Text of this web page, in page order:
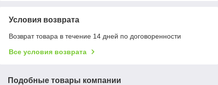
Условия возврата
Возврат товара в течение 14 дней по договоренности
Все условия возврата
Подобные товары компании